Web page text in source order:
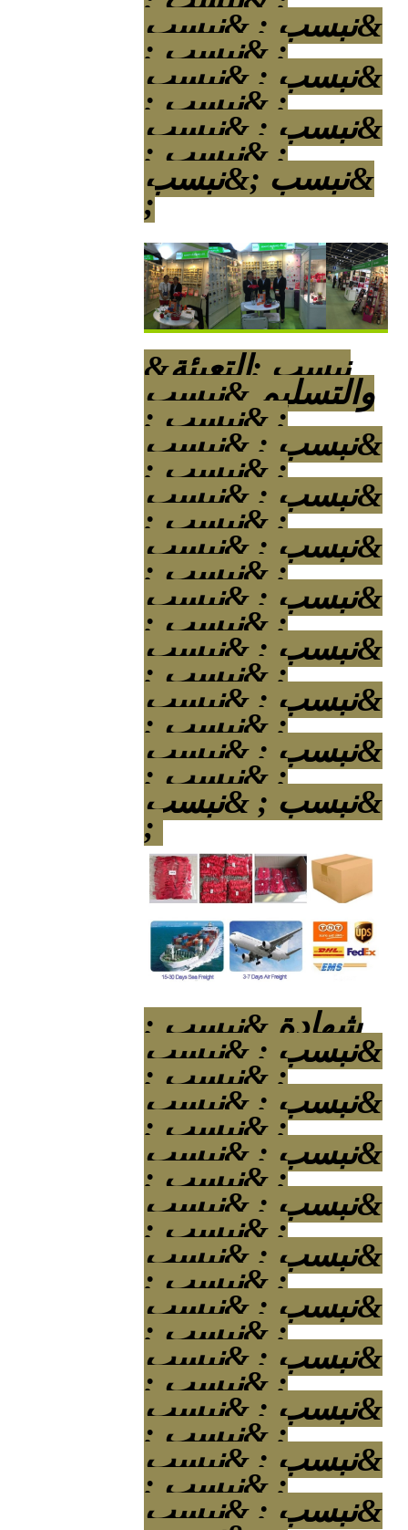
&نبسب ; &نبسب
; &نبسب ;
&نبسب ; &نبسب
; &نبسب ;
&نبسب ; &نبسب
; &نبسب ;
&نبسب ;&نبسب
;
&نبسب ;التعبئة
والتسليم &نبسب
; &نبسب ;
&نبسب ; &نبسب
; &نبسب ;
&نبسب ; &نبسب
; &نبسب ;
&نبسب ; &نبسب
; &نبسب ;
&نبسب ; &نبسب
; &نبسب ;
&نبسب ; &نبسب
; &نبسب ;
&نبسب ; &نبسب
; &نبسب ;
&نبسب ; &نبسب
; &نبسب ;
&نبسب ; &نبسب
;
شهادة &نبسب ;
&نبسب ; &نبسب
; &نبسب ;
&نبسب ; &نبسب
; &نبسب ;
&نبسب ; &نبسب
; &نبسب ;
&نبسب ; &نبسب
; &نبسب ;
&نبسب ; &نبسب
; &نبسب ;
&نبسب ; &نبسب
; &نبسب ;
&نبسب ; &نبسب
; &نبسب ;
&نبسب ; &نبسب
; &نبسب ;
&نبسب ; &نبسب
; &نبسب ;
&نبسب ; &نبسب